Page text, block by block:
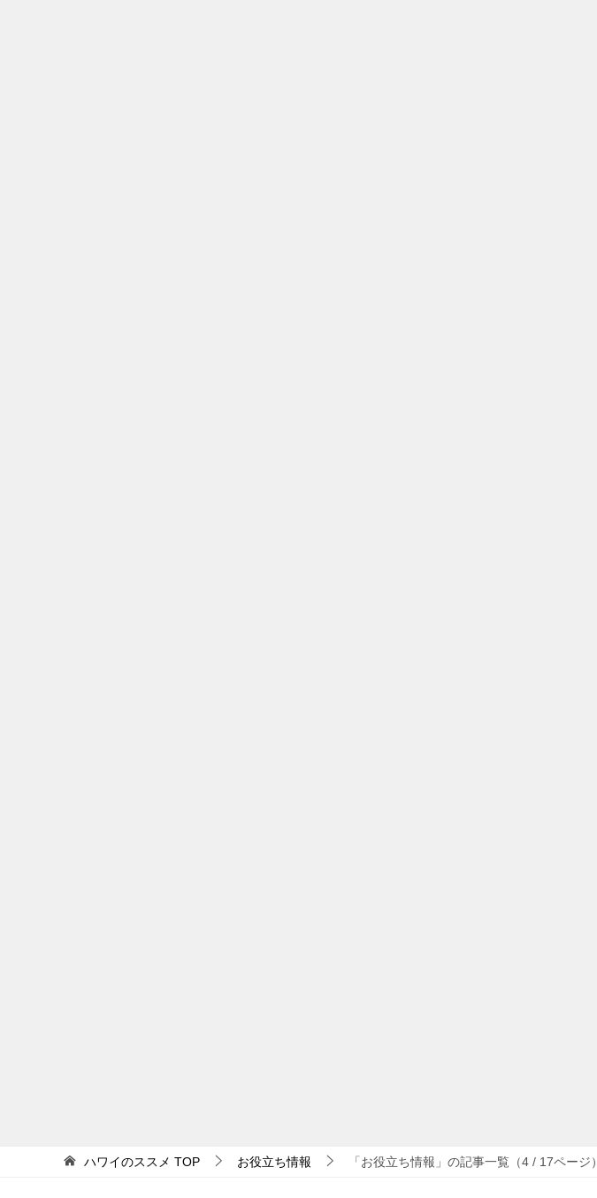
ハワイのススメ TOP お役立ち情報 「お役立ち情報」の記事一覧（4 / 17ページ）